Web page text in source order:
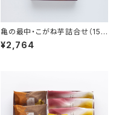
亀の最中・こがね芋詰合せ（15
個入り）
¥2,764